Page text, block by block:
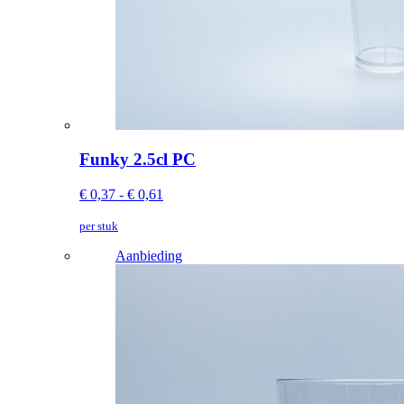
Funky 2.5cl PC
€ 0,37 - € 0,61
per stuk
Aanbieding